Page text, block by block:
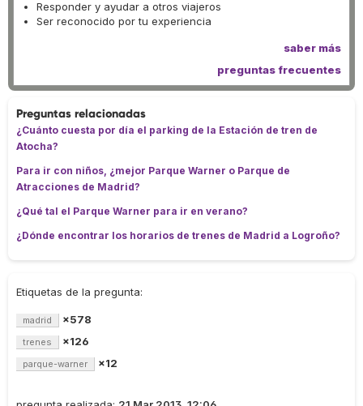
Responder y ayudar a otros viajeros
Ser reconocido por tu experiencia
saber más
preguntas frecuentes
Preguntas relacionadas
¿Cuánto cuesta por día el parking de la Estación de tren de
Atocha?
Para ir con niños, ¿mejor Parque Warner o Parque de
Atracciones de Madrid?
¿Qué tal el Parque Warner para ir en verano?
¿Dónde encontrar los horarios de trenes de Madrid a Logroño?
Etiquetas de la pregunta:
madrid ×578
trenes ×126
parque-warner ×12